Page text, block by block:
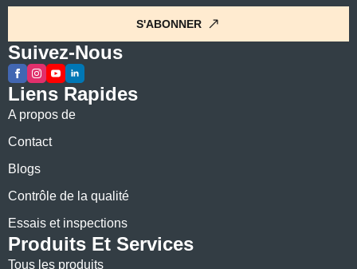
S'ABONNER
Suivez-Nous
Liens Rapides
A propos de
Contact
Blogs
Contrôle de la qualité
Essais et inspections
Produits Et Services
Tous les produits